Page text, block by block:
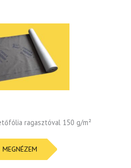
ragasztóval 150 g/m²
MEGNÉZEM